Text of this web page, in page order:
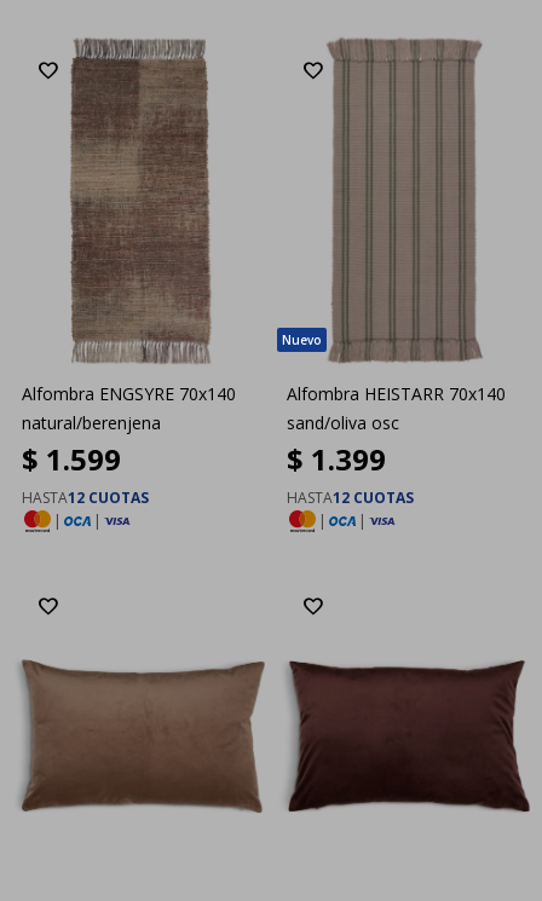
Alfombra ENGSYRE 70x140
natural/berenjena
$ 1.599
HASTA12 CUOTAS
|
|
Alfombra HEISTARR 70x140
sand/oliva osc
$ 1.399
HASTA12 CUOTAS
|
|